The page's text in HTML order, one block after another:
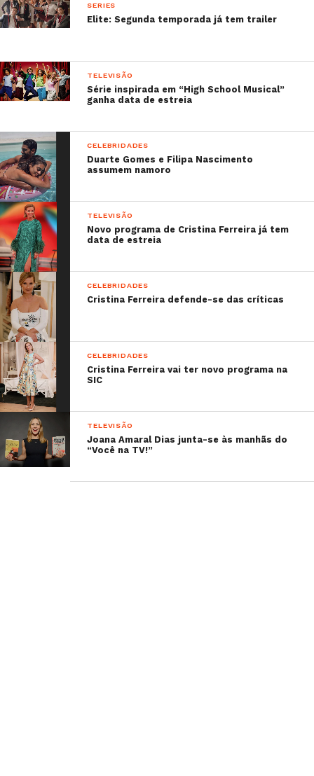
SERIES
Elite: Segunda temporada já tem trailer
TELEVISÃO
Série inspirada em “High School Musical”
ganha data de estreia
CELEBRIDADES
Duarte Gomes e Filipa Nascimento
assumem namoro
TELEVISÃO
Novo programa de Cristina Ferreira já tem
data de estreia
CELEBRIDADES
Cristina Ferreira defende-se das críticas
CELEBRIDADES
Cristina Ferreira vai ter novo programa na
SIC
TELEVISÃO
Joana Amaral Dias junta-se às manhãs do
“Você na TV!”